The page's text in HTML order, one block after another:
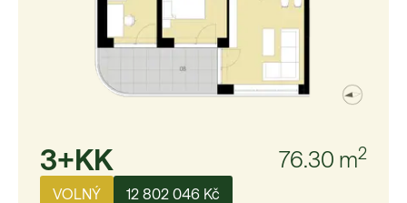
3+KK 76.30 m2
VOLNÝ
12 802 046 Kč